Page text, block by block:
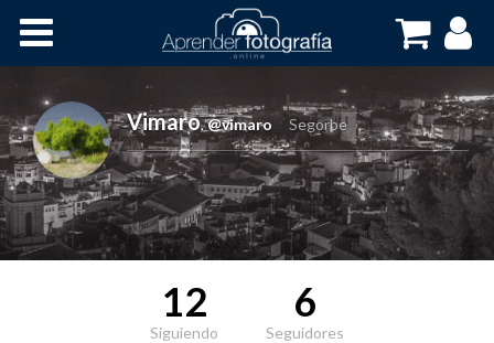
Cursos OnLine
Vimaro,@vimaro Segorbe
12
Siguiendo
6
Seguidores